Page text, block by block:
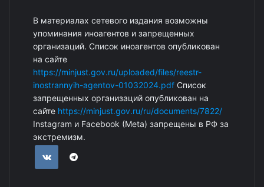
В материалах сетевого издания возможны
упоминания иноагентов и запрещенных
организаций. Список иноагентов опубликован
на сайте
https://minjust.gov.ru/uploaded/files/reestr-
inostrannyih-agentov-01032024.pdf Список
запрещенных организаций опубликован на
сайте https://minjust.gov.ru/ru/documents/7822/
Instagram и Facebook (Metа) запрещены в РФ за
экстремизм.